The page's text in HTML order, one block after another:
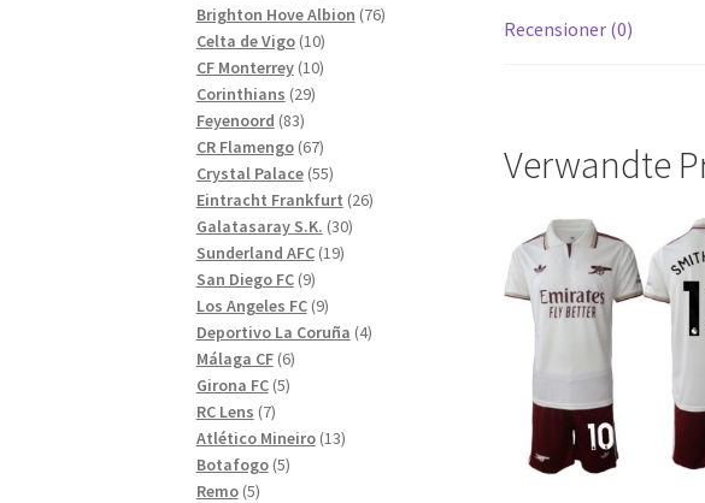
Recensioner (0)
Verwandte
produkter
Brighton Hove Albion 7676
Celta de Vigo 1010
produkter
CF Monterrey 1010
Corinthians 2929
Feyenoord 8383
produkter
CR Flamengo 6767
produkter
Crystal Palace 5555
produkter
Eintracht Frankfurt 2626
Galatasaray S.K. 3030
Sunderland AFC 1919
San Diego FC 99
produkter
Los Angeles FC 99
produkter
Deportivo La Coruña 44
Málaga CF 66
produkter
Girona FC 55
RC Lens 77
produkter
Atlético Mineiro 1313
Botafogo 55
Remo 55